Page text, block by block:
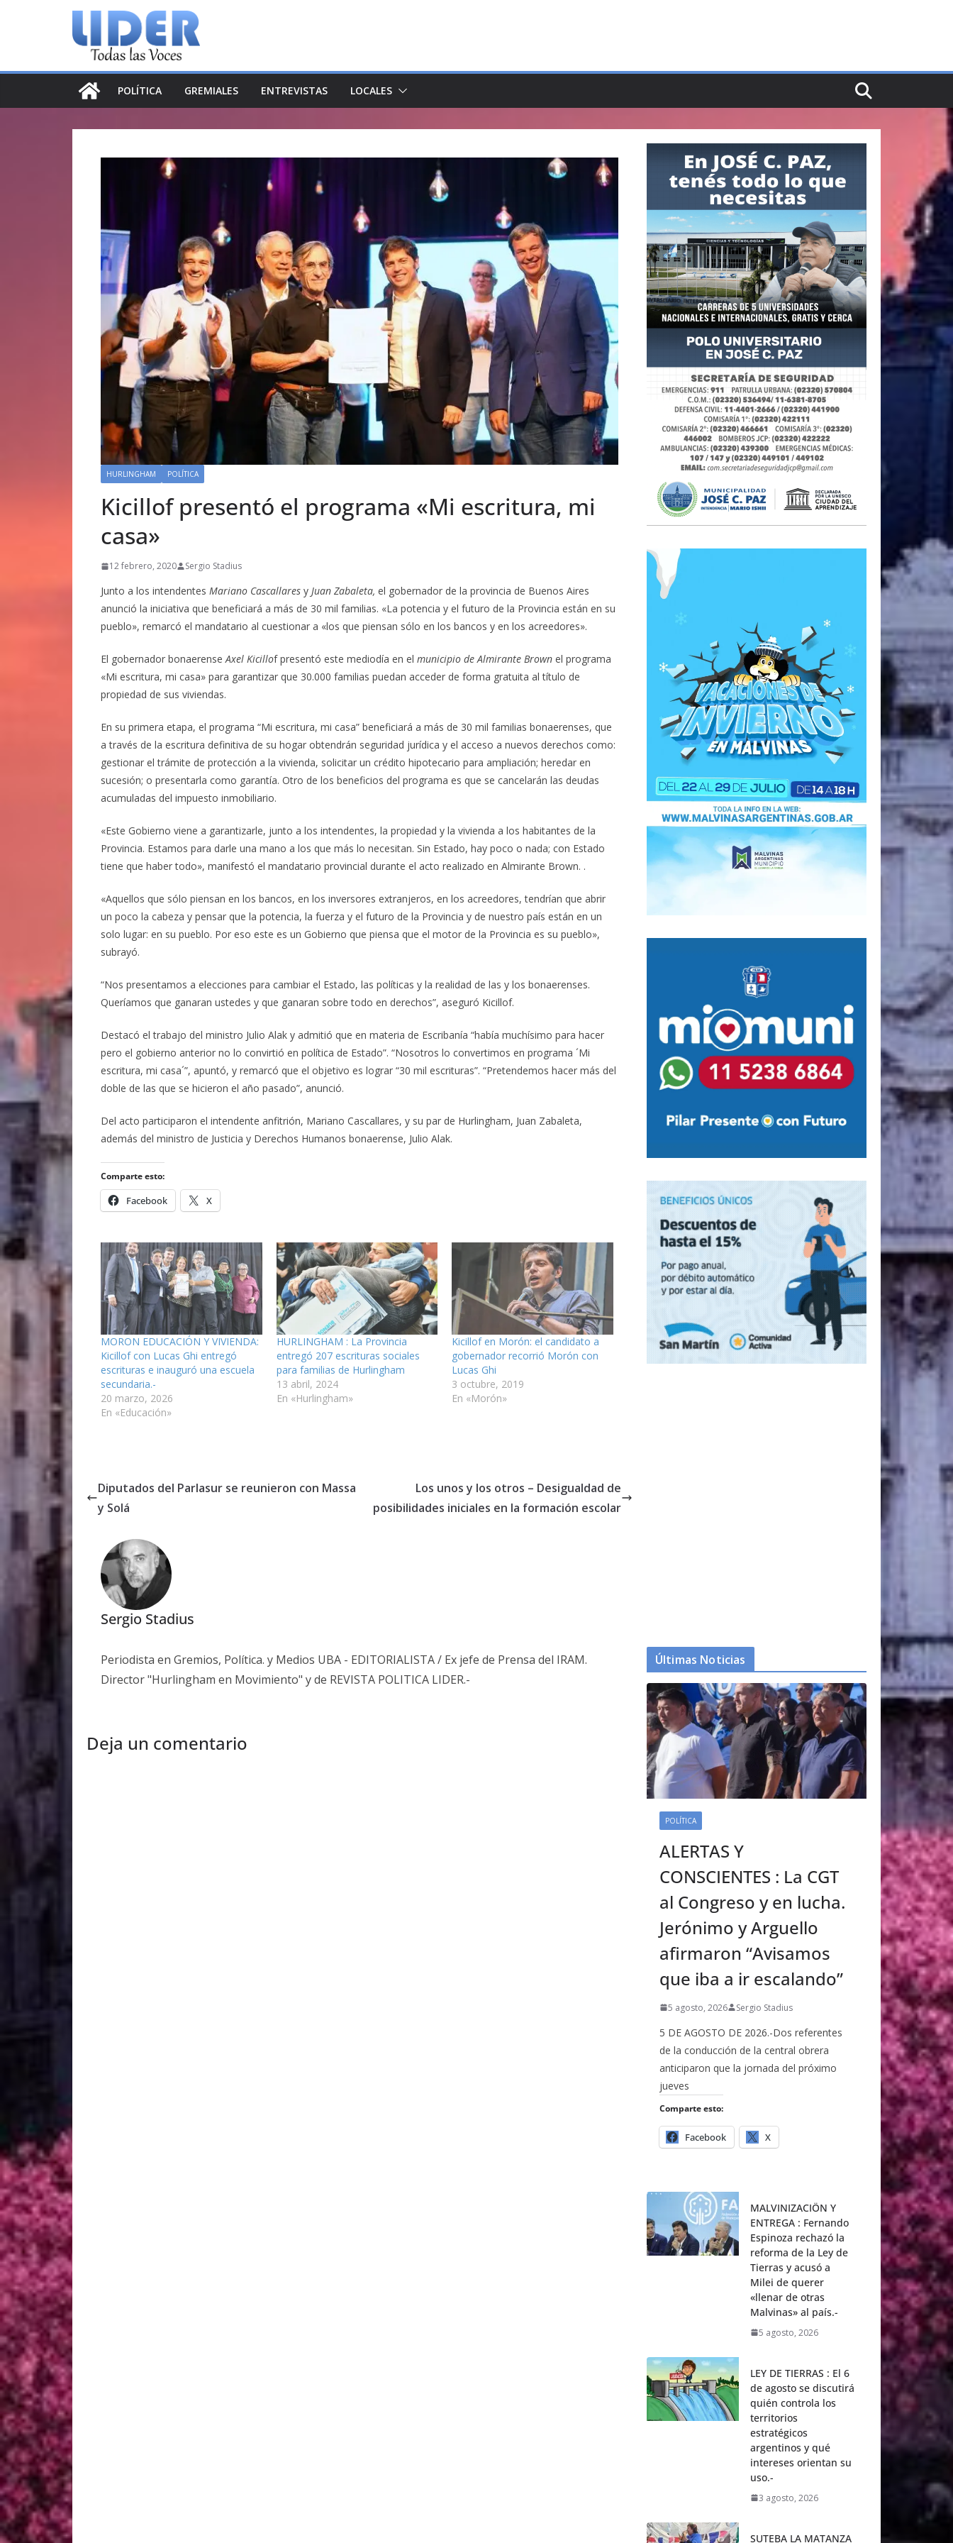
POLÍTICA GREMIALES ENTREVISTAS LOCALES
HURLINGHAM POLÍTICA
Kicillof presentó el programa «Mi escritura, mi
casa»
12 febrero, 2020 Sergio Stadius
Junto a los intendentes Mariano Cascallares y Juan Zabaleta, el gobernador de la provincia de Buenos Aires
anunció la iniciativa que beneficiará a más de 30 mil familias. «La potencia y el futuro de la Provincia están en su
pueblo», remarcó el mandatario al cuestionar a «los que piensan sólo en los bancos y en los acreedores».
El gobernador bonaerenseAxel Kicillof presentó este mediodía en el municipio de Almirante Brown el programa
«Mi escritura, mi casa» para garantizar que 30.000 familias puedan acceder de forma gratuita al título de
propiedad de sus viviendas.
En su primera etapa, el programa “Mi escritura, mi casa” beneficiará a más de 30 mil familias bonaerenses, que
a través de la escritura definitiva de su hogar obtendrán seguridad jurídica y el acceso a nuevos derechos como:
gestionar el trámite de protección a la vivienda, solicitar un crédito hipotecario para ampliación; heredar en
sucesión; o presentarla como garantía. Otro de los beneficios del programa es que se cancelarán las deudas
acumuladas del impuesto inmobiliario.
«Este Gobierno viene a garantizarle, junto a los intendentes, la propiedad y la vivienda a los habitantes de la
Provincia. Estamos para darle una mano a los que más lo necesitan. Sin Estado, hay poco o nada; con Estado
tiene que haber todo», manifestó el mandatario provincial durante el acto realizado en Almirante Brown. .
«Aquellos que sólo piensan en los bancos, en los inversores extranjeros, en los acreedores, tendrían que abrir
un poco la cabeza y pensar que la potencia, la fuerza y el futuro de la Provincia y de nuestro país están en un
solo lugar: en su pueblo. Por eso este es un Gobierno que piensa que el motor de la Provincia es su pueblo»,
subrayó.
“Nos presentamos a elecciones para cambiar el Estado, las políticas y la realidad de las y los bonaerenses.
Queríamos que ganaran ustedes y que ganaran sobre todo en derechos”, aseguró Kicillof.
Destacó el trabajo del ministro Julio Alak y admitió que en materia de Escribanía “había muchísimo para hacer
pero el gobierno anterior no lo convirtió en política de Estado”. “Nosotros lo convertimos en programa ´Mi
escritura, mi casa´”, apuntó, y remarcó que el objetivo es lograr “30 mil escrituras”. “Pretendemos hacer más del
doble de las que se hicieron el año pasado”, anunció.
Del acto participaron el intendente anfitrión, Mariano Cascallares, y su par de Hurlingham, Juan Zabaleta,
además del ministro de Justicia y Derechos Humanos bonaerense, Julio Alak.
Comparte esto:
Facebook X
MORON EDUCACIÓN Y VIVIENDA:
Kicillof con Lucas Ghi entregó
escrituras e inauguró una escuela
secundaria.-
20 marzo, 2026
En «Educación»
HURLINGHAM : La Provincia
entregó 207 escrituras sociales
para familias de Hurlingham
13 abril, 2024
En «Hurlingham»
Kicillof en Morón: el candidato a
gobernador recorrió Morón con
Lucas Ghi
3 octubre, 2019
En «Morón»
Diputados del Parlasur se reunieron con Massa
y Solá
Los unos y los otros – Desigualdad de
posibilidades iniciales en la formación escolar
Sergio Stadius
Periodista en Gremios, Política. y Medios UBA - EDITORIALISTA / Ex jefe de Prensa del IRAM.
Director "Hurlingham en Movimiento" y de REVISTA POLITICA LIDER.-
Deja un comentario
Últimas Noticias
POLÍTICA
ALERTAS Y
CONSCIENTES : La CGT
al Congreso y en lucha.
Jerónimo y Arguello
afirmaron “Avisamos
que iba a ir escalando”
5 agosto, 2026 Sergio Stadius
5 DE AGOSTO DE 2026.-Dos referentes
de la conducción de la central obrera
anticiparon que la jornada del próximo
jueves
Comparte esto:
Facebook X
MALVINIZACIÖN Y
ENTREGA : Fernando
Espinoza rechazó la
reforma de la Ley de
Tierras y acusó a
Milei de querer
«llenar de otras
Malvinas» al país.-
5 agosto, 2026
LEY DE TIERRAS : El 6
de agosto se discutirá
quién controla los
territorios
estratégicos
argentinos y qué
intereses orientan su
uso.-
3 agosto, 2026
SUTEBA LA MATANZA